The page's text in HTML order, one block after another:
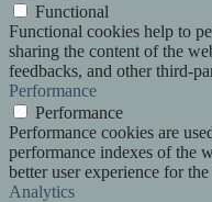
Functional
Functional cookies help to
sharing the content of the
feedbacks, and other third-
Performance
Performance
Performance cookies are
performance indexes of the
better user experience for
Analytics